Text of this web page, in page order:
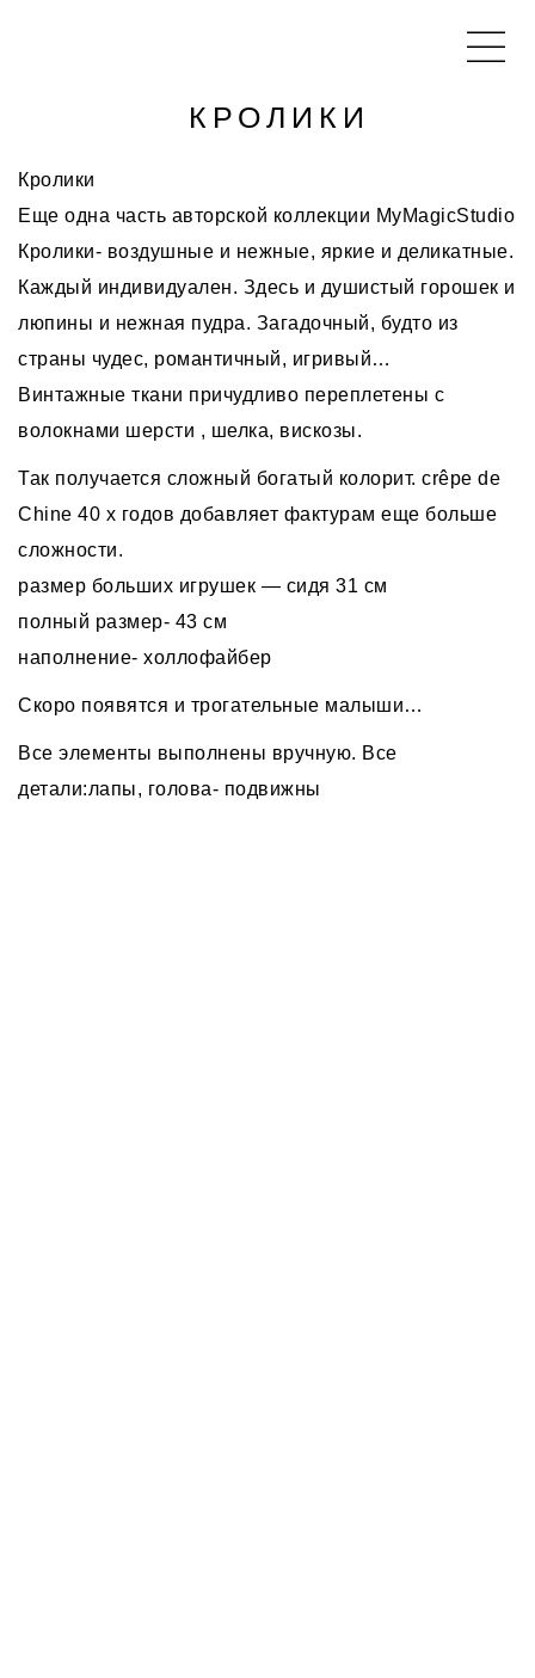
КРОЛИКИ
Кролики
Еще одна часть авторской коллекции MyMagicStudio
Кролики- воздушные и нежные, яркие и деликатные.
Каждый индивидуален. Здесь и душистый горошек и
люпины и нежная пудра. Загадочный, будто из
страны чудес, романтичный, игривый…
Винтажные ткани причудливо переплетены с
волокнами шерсти , шелка, вискозы.
Так получается сложный богатый колорит. crêpe de
Chine 40 х годов добавляет фактурам еще больше
сложности.
размер больших игрушек — сидя 31 см
полный размер- 43 см
наполнение- холлофайбер
Скоро появятся и трогательные малыши…
Все элементы выполнены вручную. Все
детали:лапы, голова- подвижны